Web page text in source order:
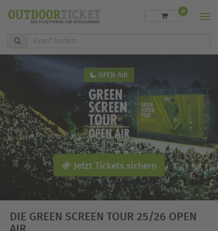
Event
finden
0
OPEN-AIR
Jetzt Tickets sichern
DIE GREEN SCREEN TOUR 25/26 OPEN